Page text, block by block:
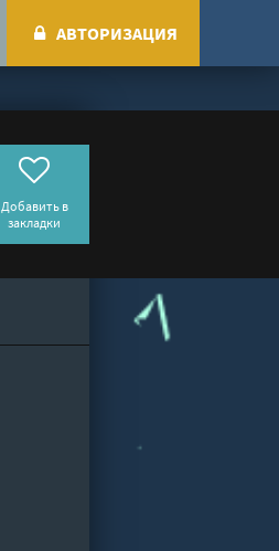
АВТОРИЗАЦИЯ
Добавить в
закладки